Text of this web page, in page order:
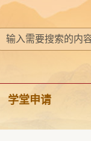
学堂申请